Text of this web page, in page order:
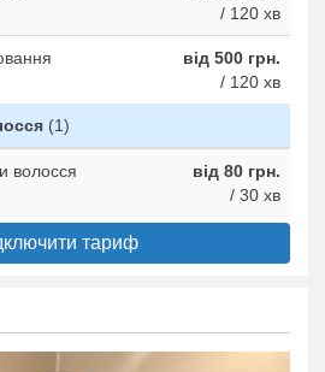
/ 120 хв
від 500 грн.
/ 120 хв
(1)
волосся
від 80 грн.
/ 30 хв
тариф